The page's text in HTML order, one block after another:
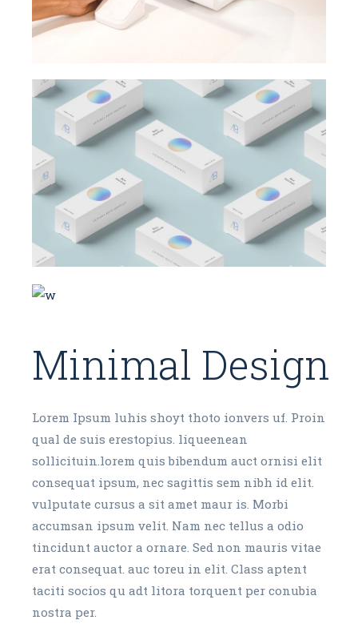
Minimal Design
Lorem Ipsum luhis shoyt thoto ionvers uf. Proin
qual de suis erestopius. liqueenean
sollicituin.lorem quis bibendum auct ornisi elit
consequat ipsum, nec sagittis sem nibh id elit.
vulputate cursus a sit amet maur is. Morbi
accumsan ipsum velit. Nam nec tellus a odio
tincidunt auctor a ornare. Sed non mauris vitae
erat consequat. auc toreu in elit. Class aptent
taciti socios qu adt litora torquent per conubia
nostra per.